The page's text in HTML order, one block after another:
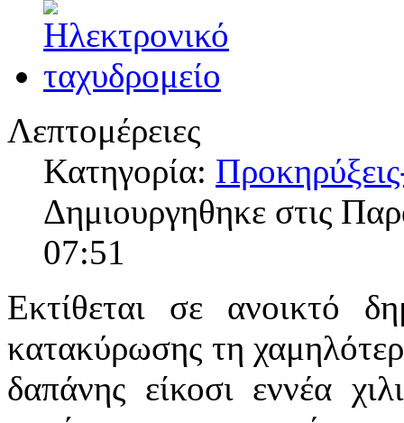
Λεπτομέρειες
Κατηγορία:
Δημιουργηθηκε στις
07:51
Εκτίθεται σε ανοικτό
κατακύρωσης τη
δαπάνης είκοσι εννέα